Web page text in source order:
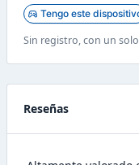
Tengo este
Sin registro, con un
Reseñas